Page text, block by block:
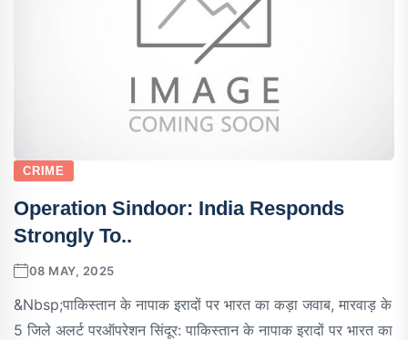
CRIME
Operation Sindoor: India Responds
Strongly To..
08 MAY, 2025
&nbsp;पाकिस्तान के नापाक इरादों पर भारत का कड़ा जवाब, मारवाड़ के
5 जिले अलर्ट परऑपरेशन सिंदूर: पाकिस्तान के नापाक इरादों पर भारत का